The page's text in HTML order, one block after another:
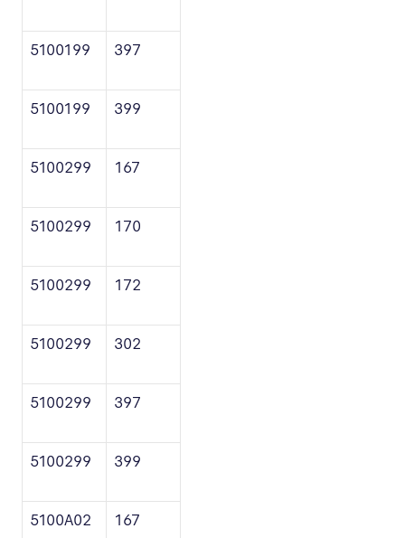
5100199 397
5100199 399
5100299 167
5100299 170
5100299 172
5100299 302
5100299 397
5100299 399
5100A02 167